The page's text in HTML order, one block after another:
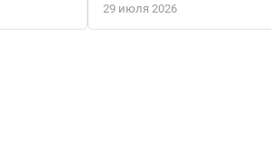
29 июля 2026